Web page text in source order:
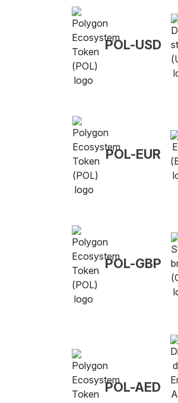
POL-USD
POL-EUR
POL-GBP
POL-AED